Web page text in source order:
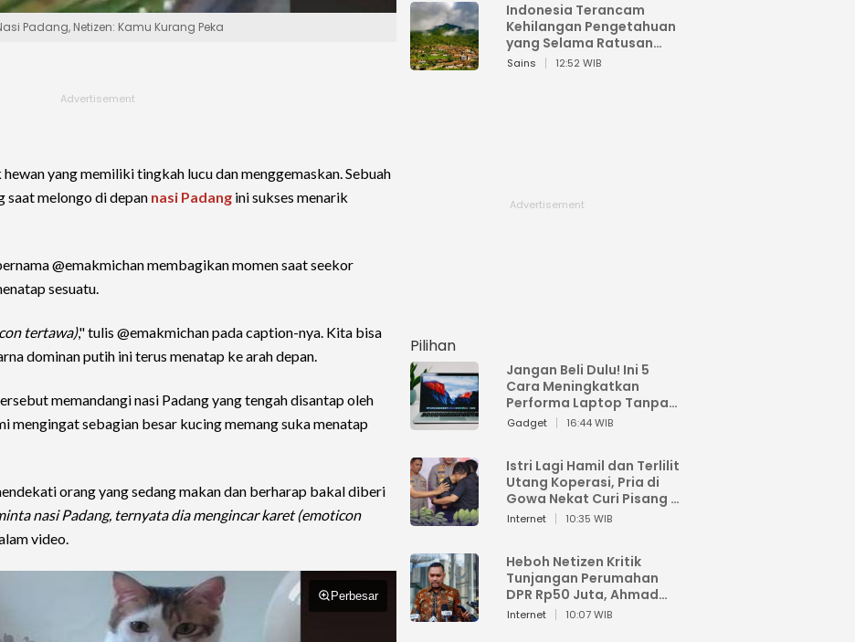
Padang, Netizen: Kamu Kurang Peka
yang memiliki tingkah lucu dan menggemaskan. Sebuah
saat melongo di depan nasi Padang ini sukses menarik
@emakmichan membagikan momen saat seekor
sesuatu.
tertawa)," tulis @emakmichan pada caption-nya. Kita bisa
dominan putih ini terus menatap ke arah depan.
memandangi nasi Padang yang tengah disantap oleh
mengingat sebagian besar kucing memang suka menatap
orang yang sedang makan dan berharap bakal diberi
nasi Padang, ternyata dia mengincar karet (emoticon
video.
Perbesar
Indonesia Terancam
Kehilangan Pengetahuan
yang Selama Ratusan
Tahun Menjaga Alam
Sains 12:52 WIB
Pilihan
Jangan Beli Dulu! Ini 5
Cara Meningkatkan
Performa Laptop Tanpa
Harus Beli Baru
Gadget 16:44 WIB
Istri Lagi Hamil dan Terlilit
Utang Koperasi, Pria di
Gowa Nekat Curi Pisang 4
Tandan Milik Tetangga,
Internet 10:35 WIB
Heboh Netizen Kritik
Tunjangan Perumahan
DPR Rp50 Juta, Ahmad
Sahroni: Enggak Senang
Internet 10:07 WIB